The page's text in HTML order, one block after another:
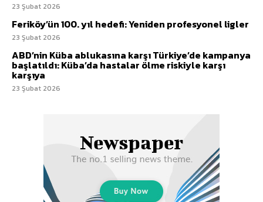
23 Şubat 2026
Feriköy’ün 100. yıl hedefi: Yeniden profesyonel ligler
23 Şubat 2026
ABD’nin Küba ablukasına karşı Türkiye’de kampanya
başlatıldı: Küba’da hastalar ölme riskiyle karşı
karşıya
23 Şubat 2026